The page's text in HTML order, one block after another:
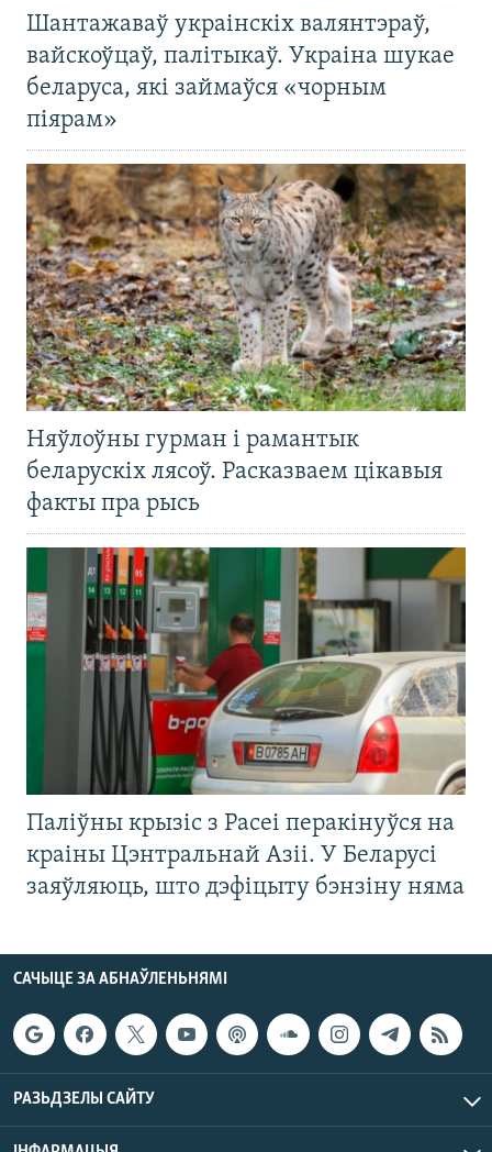
Шантажаваў украінскіх валянтэраў,
вайскоўцаў, палітыкаў. Украіна шукае
беларуса, які займаўся «чорным
піярам»
Няўлоўны гурман і рамантык
беларускіх лясоў. Расказваем цікавыя
факты пра рысь
Паліўны крызіс з Расеі перакінуўся на
краіны Цэнтральнай Азіі. У Беларусі
заяўляюць, што дэфіцыту бэнзіну няма
САЧЫЦЕ ЗА АБНАЎЛЕНЬНЯМІ
РАЗЬДЗЕЛЫ САЙТУ